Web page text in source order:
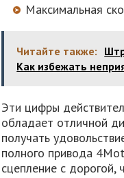
Максимальная
Читайте также:
Как избежать
Эти цифры
обладает отличной
получать
полного привода
сцепление с дорогой,